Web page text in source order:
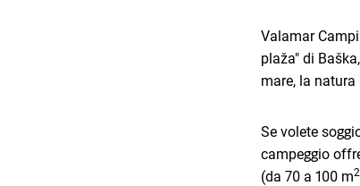
Valamar
plaža" di
mare, la
Se volete
campeggio
(da 70 a 100 m2